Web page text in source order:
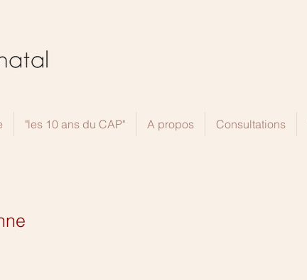
"les 10 ans du CAP" A propos Consultations